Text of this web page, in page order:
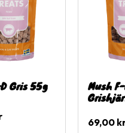
Gris 55g Mush
69,00